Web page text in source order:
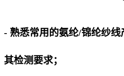
- 熟悉常用的氨纶/锦纶纱
其检测要求；